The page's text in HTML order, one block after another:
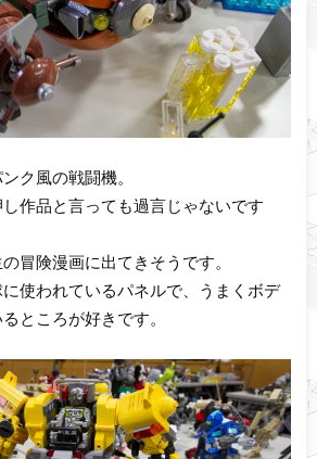
ク風の戦闘機。
作品と言っても過言じゃないです
冒険漫画に出てきそうです。
使われているパネルで、うまくボデ
ところが好きです。